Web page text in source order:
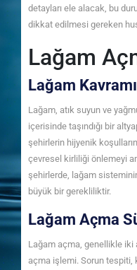
detayları ele alacak, bu
dikkat edilmesi gereken
Lağam
Lağam Kavramı
Lağam, atık suyun ve
içerisinde taşındığı bir
şehirlerin hijyenik
çevresel kirliliği önlemeyi
şehirlerde, lağam
büyük bir gerekliliktir.
Lağam Açma
Lağam açma, genellikle
açma işlemi. Sorun tespiti,